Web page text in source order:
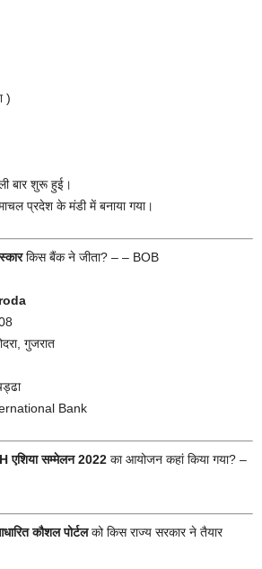
)
बार शुरू हुई।
प्रदेश के मंडी में बनाया गया।
किस बैंक ने जीता? – – BOB
गुजरात
Bank
एशिया सम्मेलन 2022 का आयोजन कहां किया गया? –
कौशल पोर्टलको किस राज्य सरकार ने तैयार